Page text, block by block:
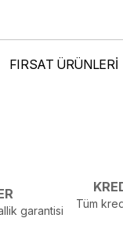
Farklılıkları Olabilir
FIRSAT ÜRÜNLERİ
garantisi
Tüm